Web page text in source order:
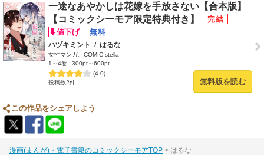
一途なあやかしは花嫁を手放さない【合本版】
【コミックシーモア限定特典付き】
ハヅキミント / はるな
女性マンガ、COMIC stella
1～4巻
300pt～600pt
(4.0)
投稿数2件
無料版を読む
この作品をシェアしよう
漫画(まんが)・電子書籍のコミックシーモアTOP はるな